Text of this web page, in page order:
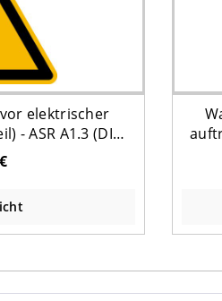
elektrischer
- ASR A1.3 (DIN